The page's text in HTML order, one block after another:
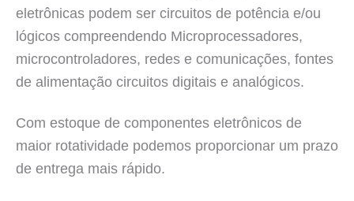
eletrônicas podem ser circuitos de potência e/ou
lógicos compreendendo Microprocessadores,
microcontroladores, redes e comunicações, fontes
de alimentação circuitos digitais e analógicos.
Com estoque de componentes eletrônicos de
maior rotatividade podemos proporcionar um prazo
de entrega mais rápido.